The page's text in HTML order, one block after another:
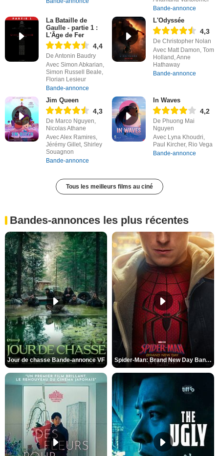
Bande-annonce
La Bataille de
Gaulle - partie 1 :
L'Âge de Fer
4,4
De Antonin Baudry
Avec Simon Abkarian,
Simon Russell Beale,
Florian Lesieur
Bande-annonce
L'Odyssée
4,3
De Christopher Nolan
Avec Matt Damon, Tom
Holland, Anne
Hathaway
Bande-annonce
Jim Queen
4,3
De Marco Nguyen,
Nicolas Athane
Avec Alex Ramires,
Jérémy Gillet, Shirley
Souagnon
Bande-annonce
In Waves
4,2
De Phuong Mai
Nguyen
Avec Lyna Khoudri,
Paul Kircher, Rio Vega
Bande-annonce
Tous les meilleurs films au ciné
Bandes-annonces les plus récentes
Jour de chasse Bande-annonce VF Spider-Man: Brand New Day Bande-annonce (3) VO STFR